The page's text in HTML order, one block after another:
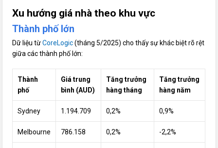
Xu hướng giá nhà theo khu vực
Thành phố lớn
Dữ liệu từCoreLogic(tháng 5/2025) cho thấy sự khác biệt rõ rệt
giữa các thành phố lớn:
Thành
phố
Giá trung
bình (AUD)
Tăng trưởng
hàng tháng
Tăng trưởng
hàng năm
Sydney 1.194.709 0,2% 0,9%
Melbourne 786.158 0,2% -2,2%